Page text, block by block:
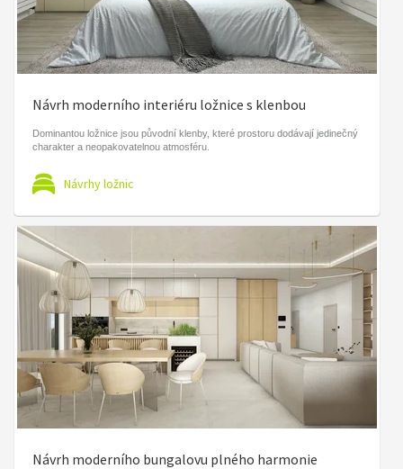
Návrh moderního interiéru ložnice s klenbou
Dominantou ložnice jsou původní klenby, které prostoru dodávají jedinečný
charakter a neopakovatelnou atmosféru.
Návrhy ložnic
Návrh moderního bungalovu plného harmonie